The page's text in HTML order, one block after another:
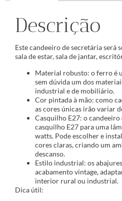
Descrição
Este candeeiro de secretária será
sala de estar, sala de jantar,
Material robusto: o ferro é
sem dúvida um dos
industrial e de mobiliário.
Cor pintada à mão: como
as cores únicas irão variar
Casquilho E27: o candeeiro
casquilho E27 para uma
watts. Pode escolher e
cores claras, criando um
descanso.
Estilo industrial: os
acabamento vintage,
interior rural ou industrial.
Dica útil: